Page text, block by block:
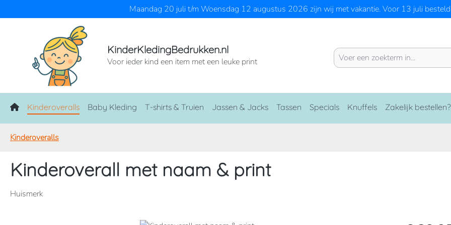
Maandag 20 juli t/m Woensdag 12 augustus 2026 zijn wij met vakantie. Voor 13 juli
KinderKledingBedrukken.nl
Voor ieder kind een item met een leuke print
Home
Kinderoveralls Baby Kleding T-shirts & Truien Jassen & Jacks Tassen Specials Knuffels Zakelijk bestellen?
Kinderoveralls
Kinderoverall met naam & print
Huismerk